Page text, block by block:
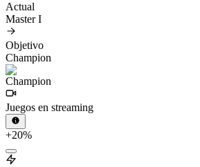
Actual
Master I
Objetivo
Champion
Juegos en streaming
+20%